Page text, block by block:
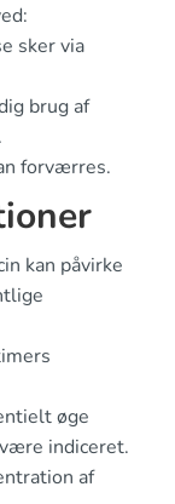
sker via
brug af
forværres.
kan påvirke
øge
indiceret.
af